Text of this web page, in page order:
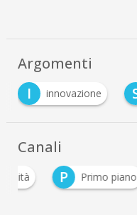
Argomenti
innovazione S
Canali
P Primo piano